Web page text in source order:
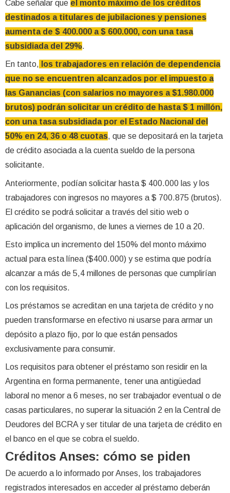
Cabe señalar que el monto máximo de los créditos
destinados a titulares de jubilaciones y pensiones
aumenta de $ 400.000 a $ 600.000, con una tasa
subsidiada del 29%.
En tanto, los trabajadores en relación de dependencia
que no se encuentren alcanzados por el impuesto a
las Ganancias (con salarios no mayores a $1.980.000
brutos) podrán solicitar un crédito de hasta $ 1 millón,
con una tasa subsidiada por el Estado Nacional del
50% en 24, 36 o 48 cuotas, que se depositará en la tarjeta
de crédito asociada a la cuenta sueldo de la persona
solicitante.
Anteriormente, podían solicitar hasta $ 400.000 las y los
trabajadores con ingresos no mayores a $ 700.875 (brutos).
El crédito se podrá solicitar a través del sitio web o
aplicación del organismo, de lunes a viernes de 10 a 20.
Esto implica un incremento del 150% del monto máximo
actual para esta línea ($400.000) y se estima que podría
alcanzar a más de 5,4 millones de personas que cumplirían
con los requisitos.
Los préstamos se acreditan en una tarjeta de crédito y no
pueden transformarse en efectivo ni usarse para armar un
depósito a plazo fijo, por lo que están pensados
exclusivamente para consumir.
Los requisitos para obtener el préstamo son residir en la
Argentina en forma permanente, tener una antigüedad
laboral no menor a 6 meses, no ser trabajador eventual o de
casas particulares, no superar la situación 2 en la Central de
Deudores del BCRA y ser titular de una tarjeta de crédito en
el banco en el que se cobra el sueldo.
Créditos Anses: cómo se piden
De acuerdo a lo informado por Anses, los trabajadores
registrados interesados en acceder al préstamo deberán